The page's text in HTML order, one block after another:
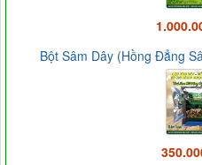
Bột Sâm Dây (Hồng Đẳng